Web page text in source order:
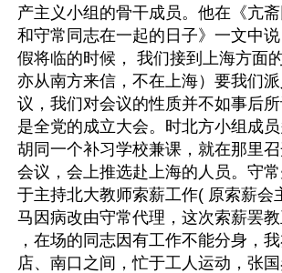
产主义小组的骨干成员。他在《亢
和守常同志在一起的日子》一文中
假将临的时候， 我们接到上海方面
亦从南方来信，不在上海）要我们
议，我们对会议的性质并不如事后所
是全党的成立大会。时北方小组成
胡同一个补习学校兼课，就在那里
会议，会上推选赴上海的人员。守
于主持北大教师索薪工作( 原索薪会
马因病改由守常代理，这次索薪罢
，在场的同志因有工作不能分身，
店、南口之间，忙于工人运动，张国